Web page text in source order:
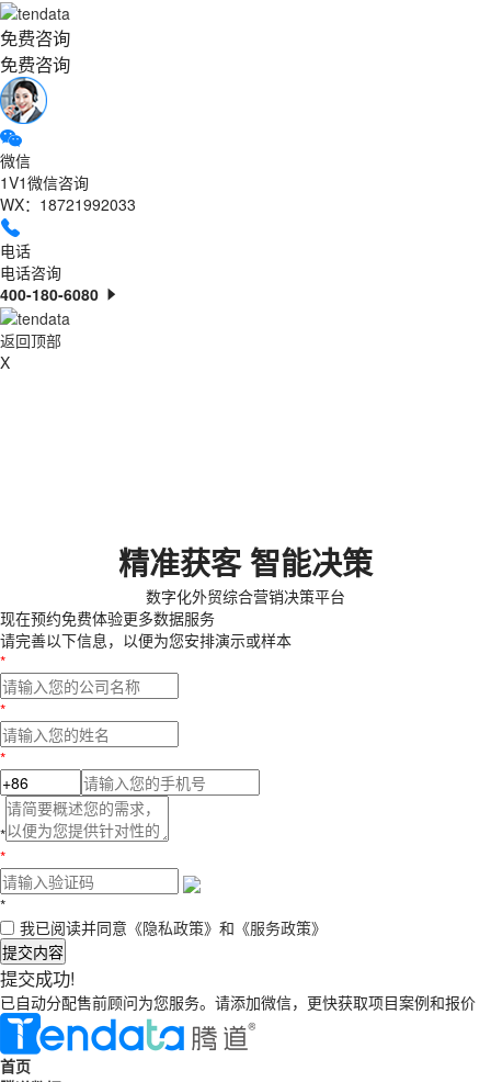
免费咨询
免费咨询
微信
1V1微信咨询
WX：18721992033
电话
电话咨询
400-180-6080
返回顶部
X
精准获客 智能决策
数字化外贸综合营销决策平台
现在预约免费体验更多数据服务
请完善以下信息，以便为您安排演示或样本
*
*
*
*
*
*
我已阅读并同意 《隐私政策》 和 《服务政策》
提交内容
提交成功!
已自动分配售前顾问为您服务。请添加微信，更快获取项目案例和报价
首页